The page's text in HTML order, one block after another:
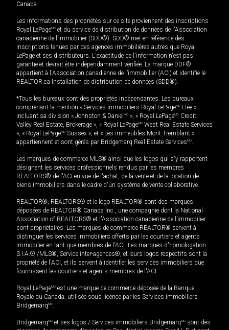
Canada
Les informations des propriétés sur ce site proviennent des inscriptions
Royal LePageMD et du service de distribution de données de l'Association
canadienne de l’immobilier (SDD®). SDD® met en référence des
inscriptions tenues par des agences immobilières autres que Royal
LePage et ses distributeurs. L'exactitude de l'information n'est pas
garantie et devrait être indépendamment vérifiée. La marque DDF®
appartient à l'Association canadienne de l’immobilier (ACI) et identifie le
REALTOR.ca Installation de distribution de données (SDD®).
*Tous les bureaux sont des propriétés indépendantes. Les bureaux
comprenant la mention « Services immobiliers Royal LePageMD Ltée »,
incluant sa division « Johnston & Daniel MD », « Royal LePageMD Credit
Valley Real Estate, Brokerage », « Royal LePageMD West Real Estate Services
», « Royal LePageMD Sussex », et « Les immeubles Mont-Tremblant »
appartiennent et sont gérés par Bridgemarq Real Estate ServicesMD.
Les marques de commerce MLS® ainsi que les logos qui s'y rapportent
désignent les services professionnels rendus par les membres
REALTORS® de l'ACI en vue de l'achat, de la vente et de la location de
biens immobiliers dans le cadre d'un système de vente collaborative.
REALTOR®, REALTORS® et le logo REALTOR® sont des marques
déposées de REALTOR® Canada Inc., une compagnie dont la National
Association of REALTORS® et l'Association canadienne de l’immobilier
sont propriétaires. Les marques de commerce REALTOR® servent à
distinguer les services immobiliers offerts par les courtiers et agents
immobilier en tant que membres de l'ACI. Les marques d'homologation
S.I.A.® /MLS®, Service inter-agences®, et leurs logos respectifs sont la
propriété de l'ACI, et ils servent à identifier les services immobiliers que
fournissent les courtiers et agents membres de l'ACI.
Royal LePageMD est une marque de commerce déposée de la Banque
Royale du Canada, utilisée sous licence par les Services immobiliers
BridgemarqMD.
BridgemarqMD et ses logos / Services immobiliers BridgemarqMD sont des